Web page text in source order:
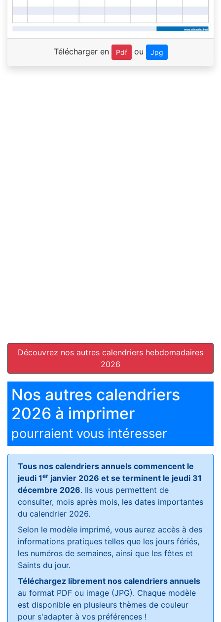
Télécharger en Pdf ou Jpg
Découvrez nos autres calendriers hebdomadaires
2026
Nos autres calendriers
2026 à imprimer
pourraient vous intéresser
Tous nos calendriers annuels commencent le
jeudi 1er janvier 2026 et se terminent le jeudi 31
décembre 2026. Ils vous permettent de
consulter, mois après mois, les dates importantes
du calendrier 2026.
Selon le modèle imprimé, vous aurez accès à des
informations pratiques telles que les jours fériés,
les numéros de semaines, ainsi que les fêtes et
Saints du jour.
Téléchargez librement nos calendriers annuels
au format PDF ou image (JPG). Chaque modèle
est disponible en plusieurs thèmes de couleur
pour s'adapter à vos préférences !